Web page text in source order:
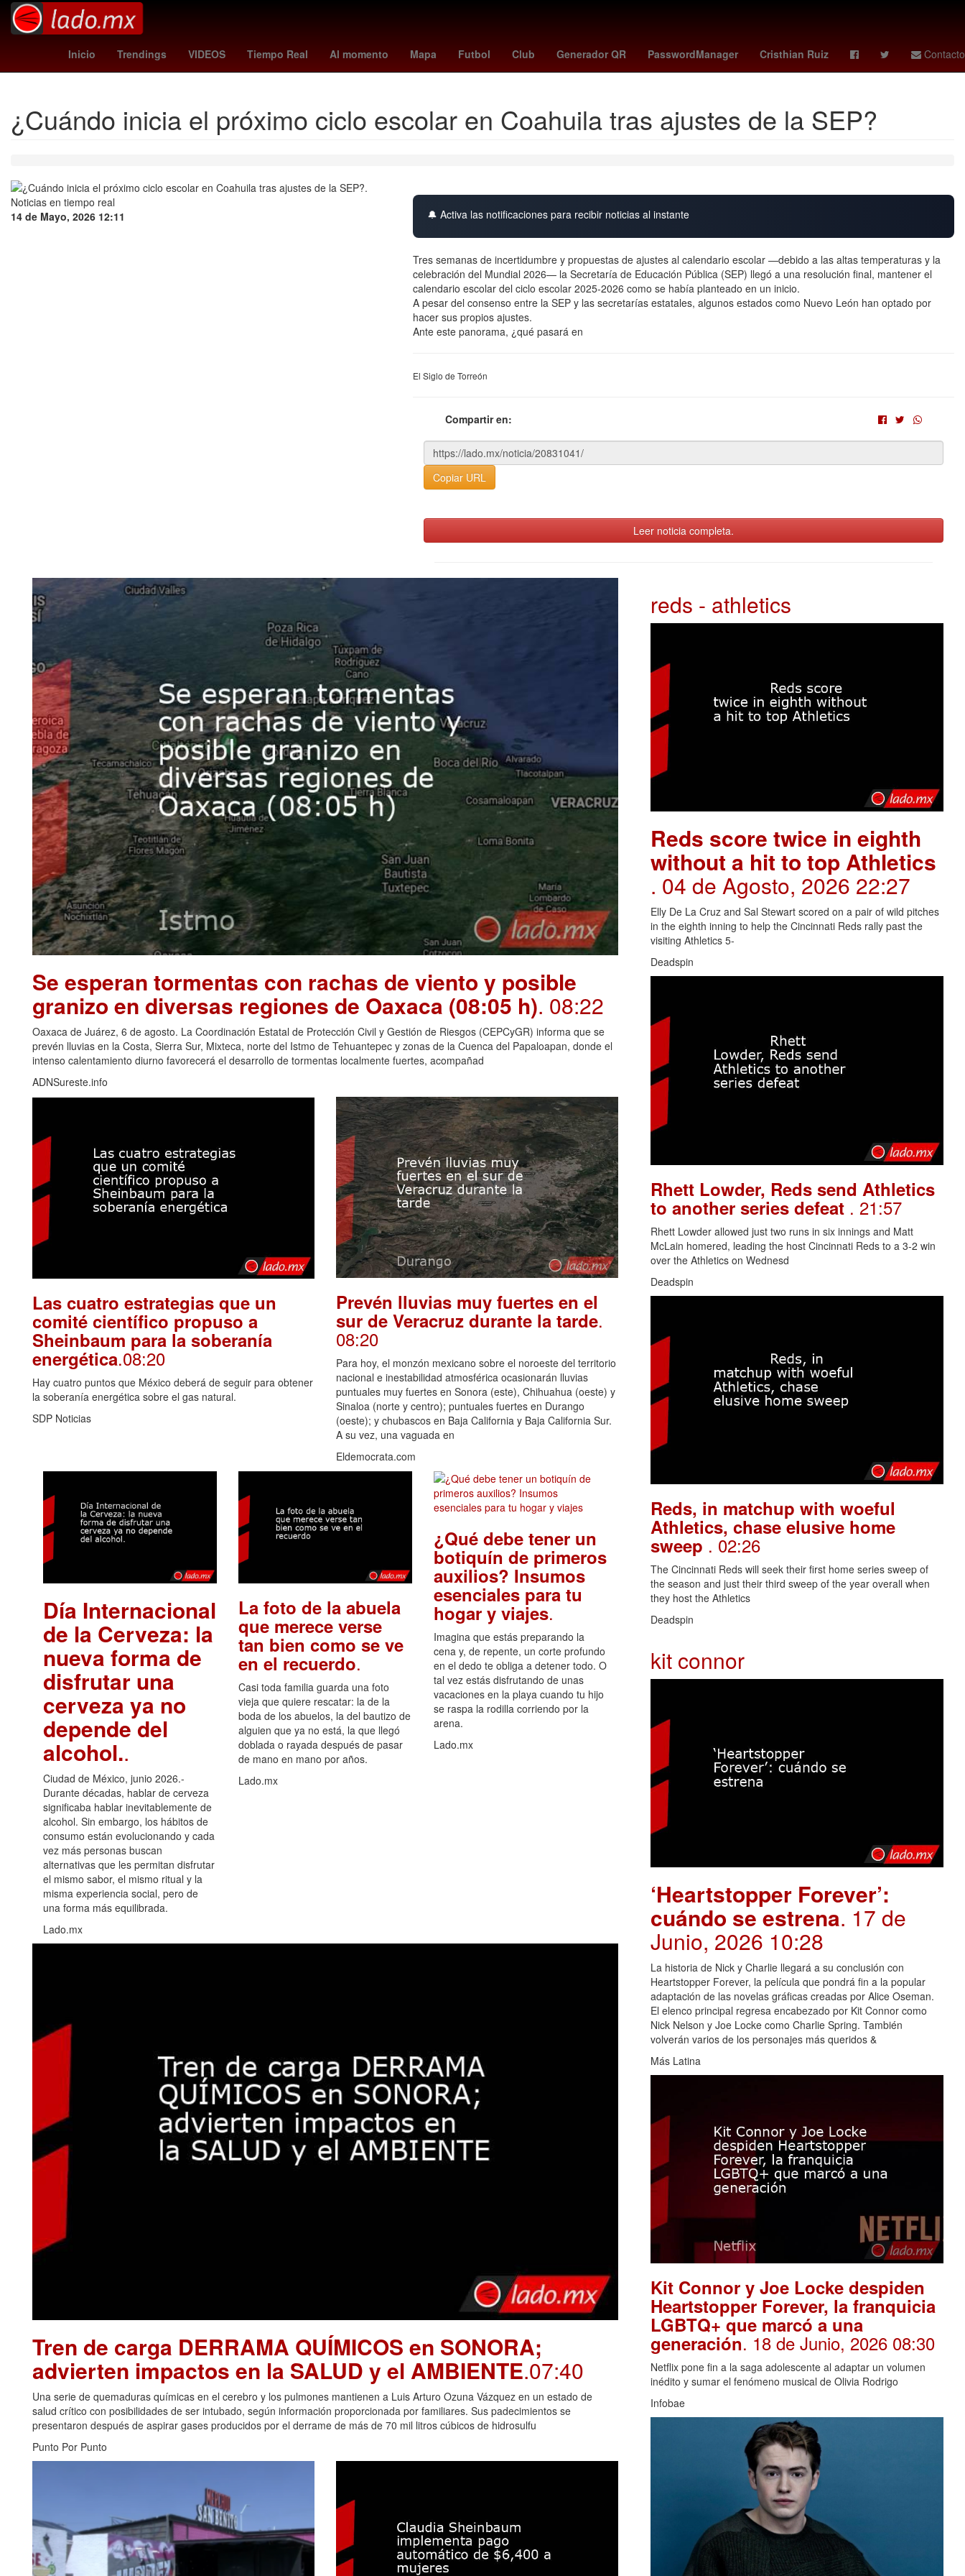
Inicio Trendings VIDEOS Tiempo Real Al momento Mapa Futbol Club Generador QR PasswordManager Cristhian Ruiz Contacto
yoane wissa congo fc tipo de cambio hoy Play-off 6 de agosto marvel tokon Morena austin fc Antonela Roccuzzo vinicius jr
¿Cuándo inicia el próximo ciclo escolar en Coahuila tras ajustes de la SEP?
14 de Mayo, 2026 12:11 🔔 Activa las notificaciones para recibir noticias al instante
Tres semanas de incertidumbre y propuestas de ajustes al calendario escolar —debido a las altas temperaturas y la
celebración del Mundial 2026— la Secretaría de Educación Pública (SEP) llegó a una resolución final, mantener el
calendario escolar del ciclo escolar 2025-2026 como se había planteado en un inicio.
A pesar del consenso entre la SEP y las secretarías estatales, algunos estados como Nuevo León han optado por
hacer sus propios ajustes.
Ante este panorama, ¿qué pasará en
El Siglo de Torreón
Compartir en:
Copiar URL
Leer noticia completa.
Se esperan tormentas con rachas de viento y posible
granizo en diversas regiones de Oaxaca (08:05 h). 08:22
Oaxaca de Juárez, 6 de agosto. La Coordinación Estatal de Protección Civil y Gestión de Riesgos (CEPCyGR) informa que se
prevén lluvias en la Costa, Sierra Sur, Mixteca, norte del Istmo de Tehuantepec y zonas de la Cuenca del Papaloapan, donde el
intenso calentamiento diurno favorecerá el desarrollo de tormentas localmente fuertes, acompañad
ADNSureste.info
Las cuatro estrategias que un
comité científico propuso a
Sheinbaum para la soberanía
energética.08:20
Hay cuatro puntos que México deberá de seguir para obtener
la soberanía energética sobre el gas natural.
SDP Noticias
Prevén lluvias muy fuertes en el
sur de Veracruz durante la tarde.
08:20
Para hoy, el monzón mexicano sobre el noroeste del territorio
nacional e inestabilidad atmosférica ocasionarán lluvias
puntuales muy fuertes en Sonora (este), Chihuahua (oeste) y
Sinaloa (norte y centro); puntuales fuertes en Durango
(oeste); y chubascos en Baja California y Baja California Sur.
A su vez, una vaguada en
Eldemocrata.com
Día Internacional
de la Cerveza: la
nueva forma de
disfrutar una
cerveza ya no
depende del
alcohol..
Ciudad de México, junio 2026.-
Durante décadas, hablar de cerveza
significaba hablar inevitablemente de
alcohol. Sin embargo, los hábitos de
consumo están evolucionando y cada
vez más personas buscan
alternativas que les permitan disfrutar
el mismo sabor, el mismo ritual y la
misma experiencia social, pero de
una forma más equilibrada.
Lado.mx
La foto de la abuela
que merece verse
tan bien como se ve
en el recuerdo.
Casi toda familia guarda una foto
vieja que quiere rescatar: la de la
boda de los abuelos, la del bautizo de
alguien que ya no está, la que llegó
doblada o rayada después de pasar
de mano en mano por años.
Lado.mx
¿Qué debe tener un
botiquín de primeros
auxilios? Insumos
esenciales para tu
hogar y viajes.
Imagina que estás preparando la
cena y, de repente, un corte profundo
en el dedo te obliga a detener todo. O
tal vez estás disfrutando de unas
vacaciones en la playa cuando tu hijo
se raspa la rodilla corriendo por la
arena.
Lado.mx
Tren de carga DERRAMA QUÍMICOS en SONORA;
advierten impactos en la SALUD y el AMBIENTE.07:40
Una serie de quemaduras químicas en el cerebro y los pulmones mantienen a Luis Arturo Ozuna Vázquez en un estado de
salud crítico con posibilidades de ser intubado, según información proporcionada por familiares. Sus padecimientos se
presentaron después de aspirar gases producidos por el derrame de más de 70 mil litros cúbicos de hidrosulfu
Punto Por Punto
reds - athletics
Reds score twice in eighth
without a hit to top Athletics
. 04 de Agosto, 2026 22:27
Elly De La Cruz and Sal Stewart scored on a pair of wild pitches
in the eighth inning to help the Cincinnati Reds rally past the
visiting Athletics 5-
Deadspin
Rhett Lowder, Reds send Athletics
to another series defeat . 21:57
Rhett Lowder allowed just two runs in six innings and Matt
McLain homered, leading the host Cincinnati Reds to a 3-2 win
over the Athletics on Wednesd
Deadspin
Reds, in matchup with woeful
Athletics, chase elusive home
sweep . 02:26
The Cincinnati Reds will seek their first home series sweep of
the season and just their third sweep of the year overall when
they host the Athletics
Deadspin
kit connor
‘Heartstopper Forever’:
cuándo se estrena. 17 de
Junio, 2026 10:28
La historia de Nick y Charlie llegará a su conclusión con
Heartstopper Forever, la película que pondrá fin a la popular
adaptación de las novelas gráficas creadas por Alice Oseman.
El elenco principal regresa encabezado por Kit Connor como
Nick Nelson y Joe Locke como Charlie Spring. También
volverán varios de los personajes más queridos &
Más Latina
Kit Connor y Joe Locke despiden
Heartstopper Forever, la franquicia
LGBTQ+ que marcó a una
generación. 18 de Junio, 2026 08:30
Netflix pone fin a la saga adolescente al adaptar un volumen
inédito y sumar el fenómeno musical de Olivia Rodrigo
Infobae